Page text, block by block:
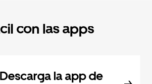
con las apps
Descarga la app de